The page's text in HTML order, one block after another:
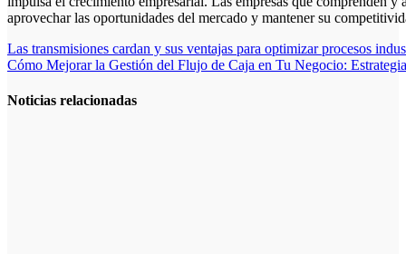
aprovechar las oportunidades del mercado y mantener su
Navegación
de
entradas
Las transmisiones cardan y sus ventajas para optimizar procesos
Cómo Mejorar la Gestión del Flujo de Caja en Tu Negocio:
Noticias relacionadas